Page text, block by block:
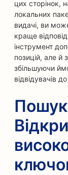
цих сторінок,
локальних
видачі, ви
краще
інструмент
позицій, але й
збільшуючи
відвідувачів
Пошук